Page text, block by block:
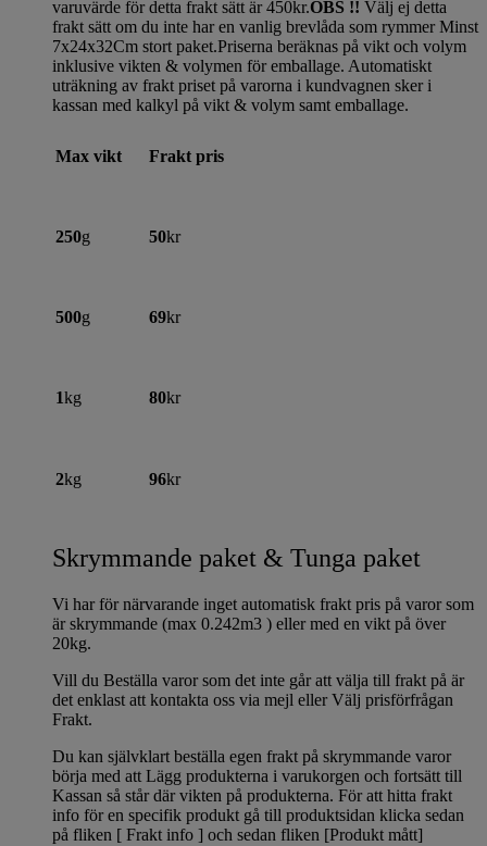
varuvärde för detta frakt sätt är 450kr.OBS !! Välj ej detta
frakt sätt om du inte har en vanlig brevlåda som rymmer Minst
7x24x32Cm stort paket.Priserna beräknas på vikt och volym
inklusive vikten & volymen för emballage. Automatiskt
uträkning av frakt priset på varorna i kundvagnen sker i
kassan med kalkyl på vikt & volym samt emballage.
Max vikt Frakt pris
250g 50kr
500g 69kr
1kg 80kr
2kg 96kr
Skrymmande paket & Tunga paket
Vi har för närvarande inget automatisk frakt pris på varor som
är skrymmande (max 0.242m3 ) eller med en vikt på över
20kg.
Vill du Beställa varor som det inte går att välja till frakt på är
det enklast att kontakta oss via mejl eller Välj prisförfrågan
Frakt.
Du kan självklart beställa egen frakt på skrymmande varor
börja med att Lägg produkterna i varukorgen och fortsätt till
Kassan så står där vikten på produkterna. För att hitta frakt
info för en specifik produkt gå till produktsidan klicka sedan
på fliken [ Frakt info ] och sedan fliken [Produkt mått]